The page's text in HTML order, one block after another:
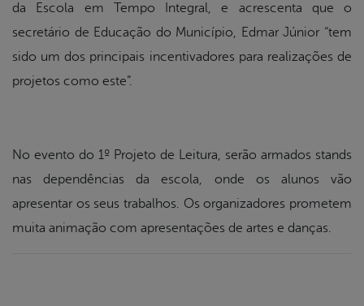
da Escola em Tempo Integral, e acrescenta que o
secretário de Educação do Município, Edmar Júnior “tem
sido um dos principais incentivadores para realizações de
projetos como este”.
No evento do 1º Projeto de Leitura, serão armados stands
nas dependências da escola, onde os alunos vão
apresentar os seus trabalhos. Os organizadores prometem
muita animação com apresentações de artes e danças.